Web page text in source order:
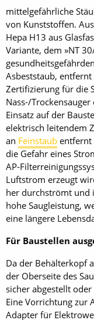
mittelgefährliche
von Kunststoffen.
Hepa H13 aus
Variante, dem »NT
Asbeststaub,
Zertifizierung für die
Nass-/
Einsatz auf der
elektrisch leitendem
an Feinstaub entfernt
die Gefahr eines
AP-
Luftstrom erzeugt
her durchströmt und
hohe Saugleistung,
eine längere
Für Baustellen
Da der Behälterkopf
der Oberseite des
sicher abgestellt
Eine Vorrichtung zur
Adapter für